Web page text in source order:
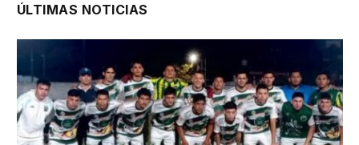
ÚLTIMAS NOTICIAS